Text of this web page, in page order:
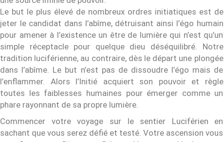
Le but le plus élevé de nombreux ordres initiatiques est de
jeter le candidat dans l’abîme, détruisant ainsi l’égo humain
pour amener à l’existence un être de lumière qui n’est qu’un
simple réceptacle pour quelque dieu déséquilibré. Notre
tradition luciférienne, au contraire, dès le départ une plongée
dans l’abîme. Le but n’est pas de dissoudre l’égo mais de
l’enflammer. Alors l’Initié acquiert son pouvoir et règle
toutes les faiblesses humaines pour émerger comme un
phare rayonnant de sa propre lumière.
Commencer votre voyage sur le sentier Luciférien en
sachant que vous serez défié et testé. Votre ascension vous